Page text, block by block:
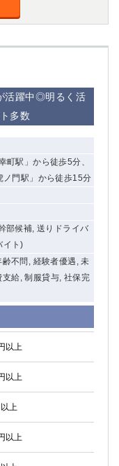
活躍中◎明るく活
多数
町駅」から徒歩5分、
ノ門駅」から徒歩15分
部候補, 送りドライバ
イト)
不問, 経験者優遇, 未
給, 制服貸与, 社保完
以上
以上
上
以上